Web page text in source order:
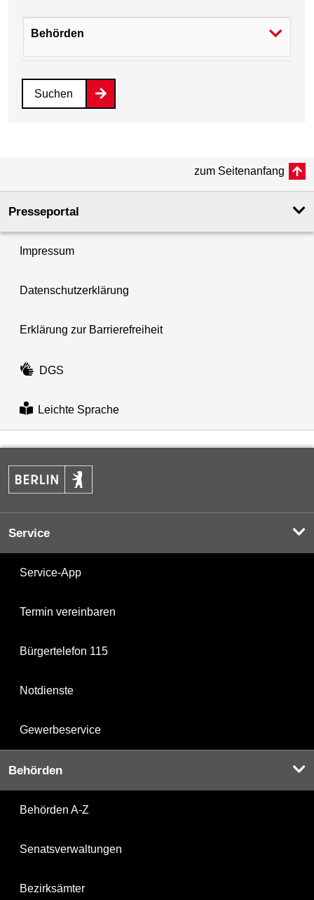
Behörden
Suchen
zum Seitenanfang
Presseportal
Impressum
Datenschutzerklärung
Erklärung zur Barrierefreiheit
DGS
Leichte Sprache
Service
Service-App
Termin vereinbaren
Bürgertelefon 115
Notdienste
Gewerbeservice
Behörden
Behörden A-Z
Senatsverwaltungen
Bezirksämter